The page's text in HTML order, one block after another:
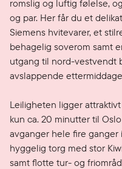
romslig og luftig følelse,
og par. Her får du et
Siemens hvitevarer, et
behagelig soverom samt
utgang til nord-vestvendt
avslappende
Leiligheten ligger
kun ca. 20 minutter til
avganger hele fire
hyggelig torg med stor
samt flotte tur- og